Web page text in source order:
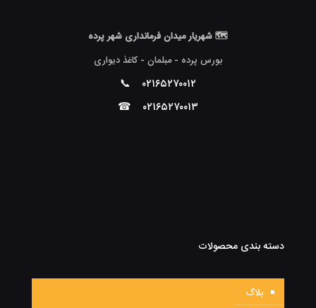
🗺 شهریار میدان فرمانداری شهر پرده
بورس پرده - مبلمان - کاغذ دیواری
۰۲۱۶۵۲۷۰۰۱۲ 📞
۰۲۱۶۵۲۷۰۰۱۳ ☎
دسته بندی محصولات
بلاگ